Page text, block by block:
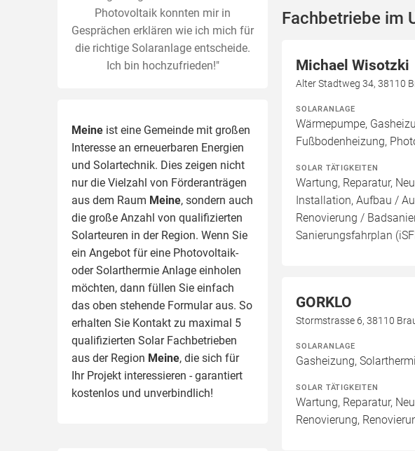
Photovoltaik konnten mir in
Gesprächen erklären wie ich mich für
die richtige Solaranlage entscheide.
Ich bin hochzufrieden!"
Meine ist eine Gemeinde mit großen
Interesse an erneuerbaren Energien
und Solartechnik. Dies zeigen nicht
nur die Vielzahl von Förderanträgen
aus dem Raum Meine, sondern auch
die große Anzahl von qualifizierten
Solarteuren in der Region. Wenn Sie
ein Angebot für eine Photovoltaik-
oder Solarthermie Anlage einholen
möchten, dann füllen Sie einfach
das oben stehende Formular aus. So
erhalten Sie Kontakt zu maximal 5
qualifizierten Solar Fachbetrieben
aus der Region Meine, die sich für
Ihr Projekt interessieren - garantiert
kostenlos und unverbindlich!
Fachbetriebe im
Michael Wisotzki
Alter Stadtweg 34, 38110
SOLARANLAGE
Wärmepumpe,
Fußbodenheizung,
SOLAR TÄTIGKEITEN
Wartung, Reparatur,
Installation, Aufbau /
Renovierung /
Sanierungsfahrplan
GORKLO
Stormstrasse 6, 38110
SOLARANLAGE
Gasheizung,
SOLAR TÄTIGKEITEN
Wartung, Reparatur,
Renovierung,